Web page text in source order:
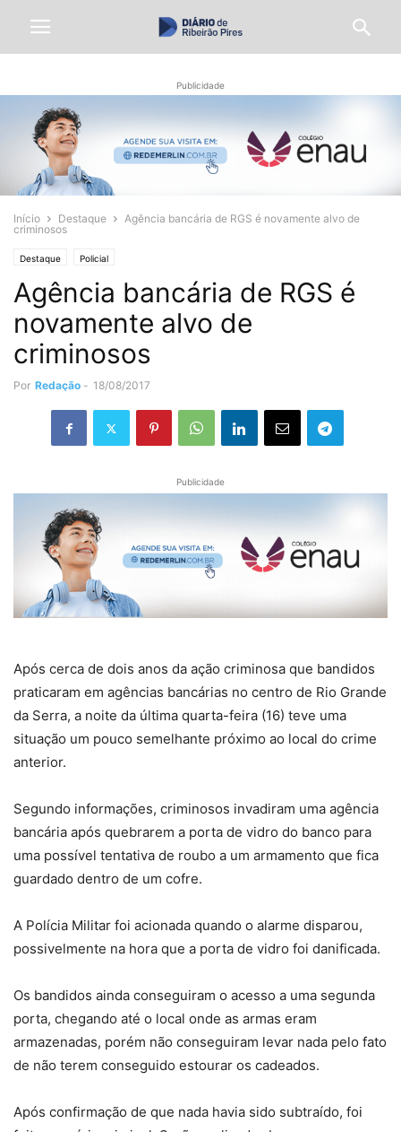
Publicidade
Início Destaque
Agência bancária de RGS é novamente alvo de
criminosos
Destaque Policial
Agência bancária de RGS é
novamente alvo de
criminosos
Por Redação - 18/08/2017
Publicidade
Após cerca de dois anos da ação criminosa que bandidos
praticaram em agências bancárias no centro de Rio Grande
da Serra, a noite da última quarta-feira (16) teve uma
situação um pouco semelhante próximo ao local do crime
anterior.
Segundo informações, criminosos invadiram uma agência
bancária após quebrarem a porta de vidro do banco para
uma possível tentativa de roubo a um armamento que fica
guardado dentro de um cofre.
A Polícia Militar foi acionada quando o alarme disparou,
possivelmente na hora que a porta de vidro foi danificada.
Os bandidos ainda conseguiram o acesso a uma segunda
porta, chegando até o local onde as armas eram
armazenadas, porém não conseguiram levar nada pelo fato
de não terem conseguido estourar os cadeados.
Após confirmação de que nada havia sido subtraído, foi